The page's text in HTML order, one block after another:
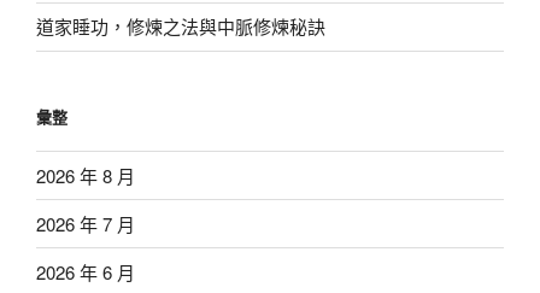
道家睡功，修煉之法與中脈修煉秘訣
彙整
2026 年 8 月
2026 年 7 月
2026 年 6 月